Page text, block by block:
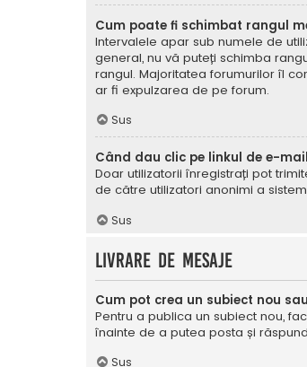
Cum poate fi schimbat rangul
Intervalele apar sub numele de
general, nu vă puteți schimba
rangul. Majoritatea forumurilor îl
ar fi expulzarea de pe forum.
Sus
Când dau clic pe linkul de e-
Doar utilizatorii înregistrați pot
de către utilizatori anonimi a
Sus
Livrare de mesaje
Cum pot crea un subiect nou
Pentru a publica un subiect nou,
înainte de a putea posta și
Sus